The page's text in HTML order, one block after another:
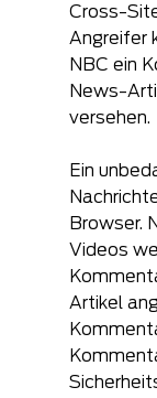
Cross-
Angreifer
NBC ein
News-
versehen.
Ein
Browser.
Videos
Artikel